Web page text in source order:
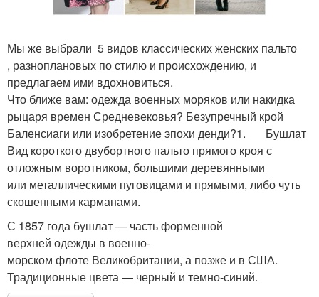
Мы же выбрали 5 видов классических женских пальто
, разноплановых по стилю и происхождению, и
предлагаем ими вдохновиться.
Что ближе вам: одежда военных моряков или накидка
рыцаря времен Средневековья? Безупречный крой
Баленсиаги или изобретение эпохи денди?1. Бушлат
Вид короткого двубортного пальто прямого кроя с
отложным воротником, большими деревянными
или металлическими пуговицами и прямыми, либо чуть
скошенными карманами.
С 1857 года бушлат — часть форменной
верхней одежды в военно-
морском флоте Великобритании, а позже и в США.
Традиционные цвета — черный и темно-синий.